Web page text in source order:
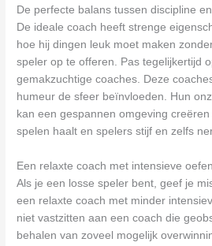
De perfecte balans tussen discipline
De ideale coach heeft strenge
hoe hij dingen leuk moet maken
speler op te offeren. Pas tegelijkertijd
gemakzuchtige coaches. Deze
humeur de sfeer beïnvloeden. Hun
kan een gespannen omgeving
spelen haalt en spelers stijf en zelfs
Een relaxte coach met intensieve
Als je een losse speler bent, geef je
een relaxte coach met minder
niet vastzitten aan een coach die
behalen van zoveel mogelijk